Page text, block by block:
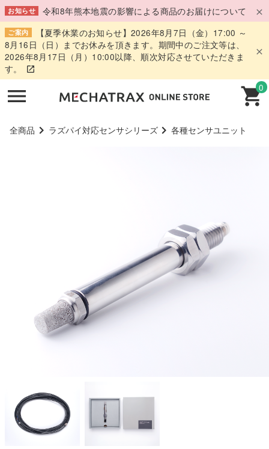
お知らせ 令和8年熊本地震の影響による商品のお届けについて
ご案内
【夏季休業のお知らせ】2026年8月7日（金）17:00 ～
8月16日（日）までお休みを頂きます。期間中のご注文等は、
2026年8月17日（月）10:00以降、順次対応させていただきま
す。
0
全商品 ラズパイ対応センサシリーズ 各種センサユニット